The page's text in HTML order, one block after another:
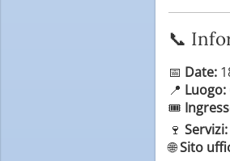
📞
📅 Date:
📍 Luogo:
🎟️
🍷 Servizi:
🌐Sito